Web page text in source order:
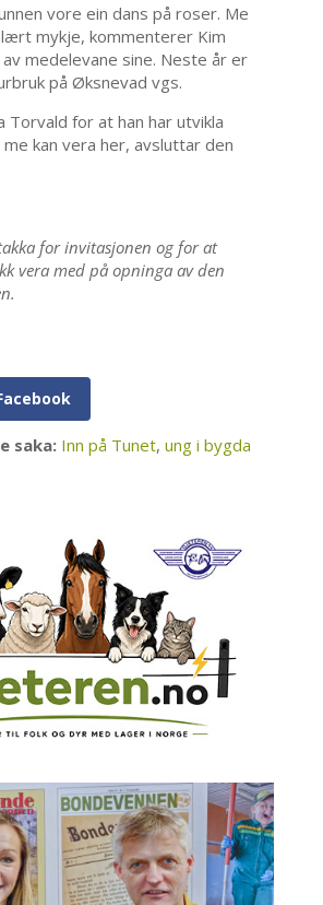
vore ein dans på roser. Me
mykje, kommenterer Kim
medelevane sine. Neste år er
på Øksnevad vgs.
Torvald for at han har utvikla
kan vera her, avsluttar den
for invitasjonen og for at
vera med på opninga av den
saka: Inn på Tunet, ung i bygda